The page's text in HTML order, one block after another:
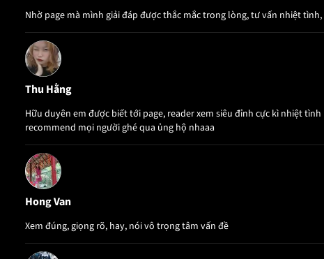
Nhờ page mà mình giải đáp được thắc mắc trong lòng, tư vấn nhiệt
Thu Hằng
Hữu duyên em được biết tới page, reader xem siêu đỉnh cực kì nhiệt
recommend mọi người ghé qua ủng hộ nhaaa
Hong Van
Xem đúng, giọng rõ, hay, nói vô trọng tâm vấn đề